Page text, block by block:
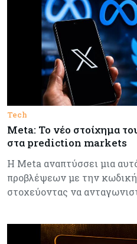
Tech
Meta: Το νέο στοίχημα
στα prediction markets
Η Meta αναπτύσσει μια
προβλέψεων με την
στοχεύοντας να